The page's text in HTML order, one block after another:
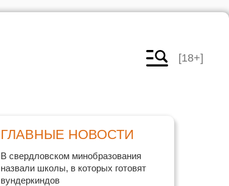
[18+]
ГЛАВНЫЕ НОВОСТИ
В свердловском минобразования
назвали школы, в которых готовят
вундеркиндов